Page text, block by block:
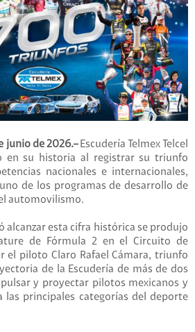
junio de 2026.–Escudería Telmex Telcel
en su historia al registrar su triunfo
nacionales e internacionales,
de los programas de desarrollo de
automovilismo.
alcanzar esta cifra histórica se produjo
de Fórmula 2 en el Circuito de
el piloto Claro Rafael Cámara, triunfo
de la Escudería de más de dos
y proyectar pilotos mexicanos y
las principales categorías del deporte